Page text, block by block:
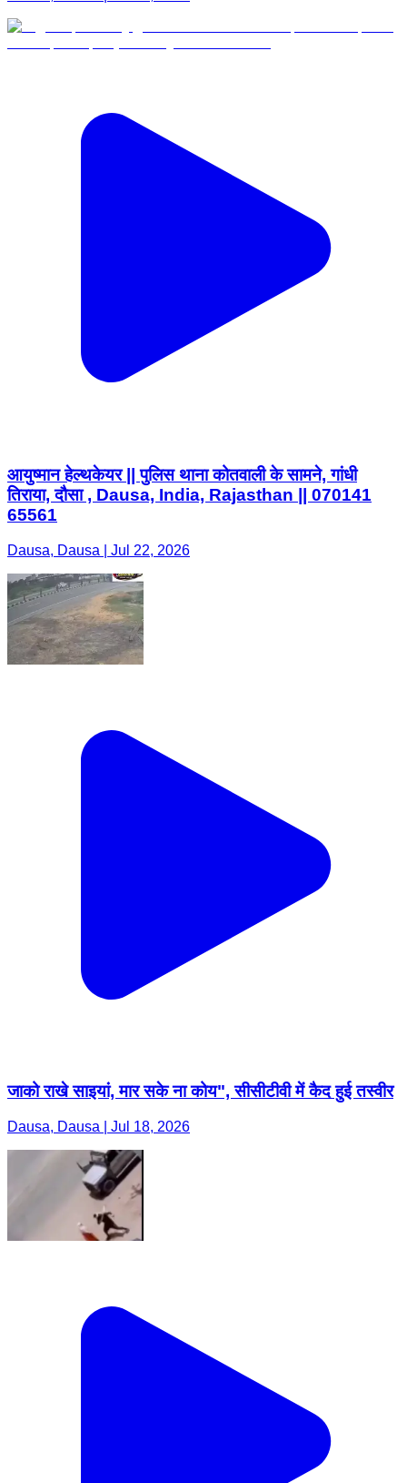
आयुष्मान हेल्थकेयर || पुलिस थाना कोतवाली के सामने, गांधी
तिराया, दौसा , Dausa, India, Rajasthan || 070141
65561
Dausa, Dausa | Jul 22, 2026
जाको राखे साइयां, मार सके ना कोय", सीसीटीवी में कैद हुई तस्वीर
Dausa, Dausa | Jul 18, 2026